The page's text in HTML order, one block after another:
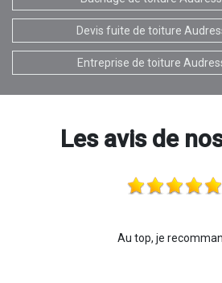
Devis fuite de toiture
Entreprise de toiture
Les avis de
Au top, je